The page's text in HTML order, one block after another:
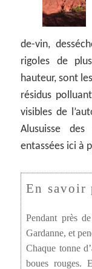
de-vin,
rigoles de
hauteur, sont
résidus
visibles de
Alusuisse
entassées ici à
Pendant près
Gardanne, et
Chaque tonne
boues rouges.